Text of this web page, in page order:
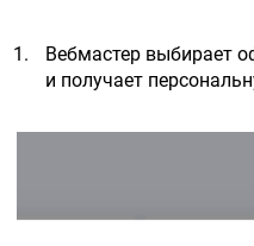
Вебмастер выбирает
и получает